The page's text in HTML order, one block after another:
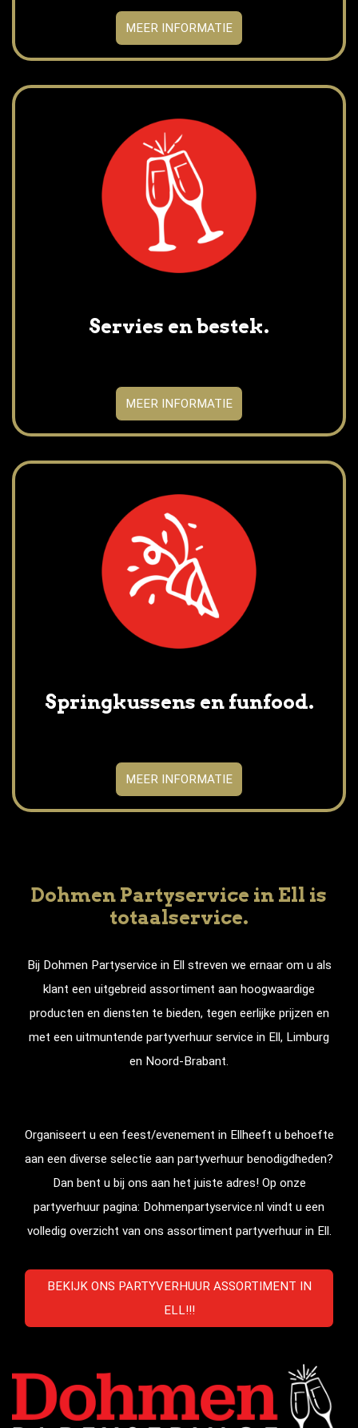
MEER INFORMATIE
Servies en bestek.
MEER INFORMATIE
Springkussens en funfood.
MEER INFORMATIE
Dohmen Partyservice in Ell is
totaalservice.
Bij Dohmen Partyservice in Ell streven we ernaar om u als
klant een uitgebreid assortiment aan hoogwaardige
producten en diensten te bieden, tegen eerlijke prijzen en
met een uitmuntende partyverhuur service in Ell, Limburg
en Noord-Brabant.
Organiseert u een feest/evenement in Ellheeft u behoefte
aan een diverse selectie aan partyverhuur benodigdheden?
Dan bent u bij ons aan het juiste adres! Op onze
partyverhuur pagina: Dohmenpartyservice.nl vindt u een
volledig overzicht van ons assortiment partyverhuur in Ell.
BEKIJK ONS PARTYVERHUUR ASSORTIMENT IN
ELL!!!